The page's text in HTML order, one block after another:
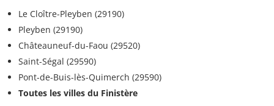
Le Cloître-Pleyben (29190)
Pleyben (29190)
Châteauneuf-du-Faou (29520)
Saint-Ségal (29590)
Pont-de-Buis-lès-Quimerch (29590)
Toutes les villes du Finistère